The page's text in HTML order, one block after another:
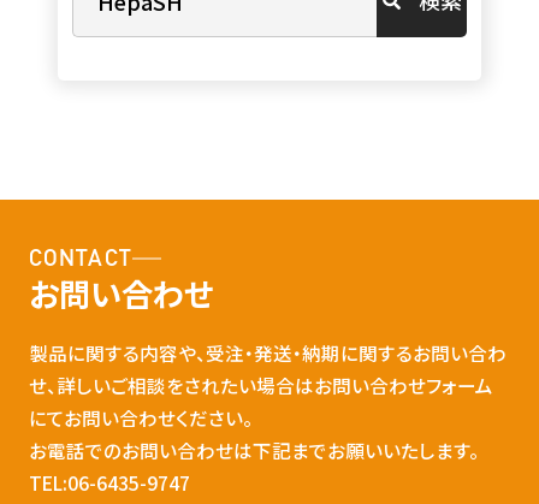
CONTACT
お問い合わせ
製品に関する内容や、受注・発送・納期に関するお問い合わ
せ、詳しいご相談をされたい場合はお問い合わせフォーム
にてお問い合わせください。
お電話でのお問い合わせは下記までお願いいたします。
TEL:06-6435-9747